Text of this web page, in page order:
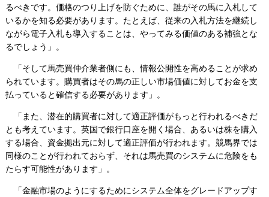
るべきです。価格のつり上げを防ぐために、誰がその馬に入札して
いるかを知る必要があります。たとえば、従来の入札方法を継続し
ながら電子入札も導入することは、やってみる価値のある補強とな
るでしょう」。
「そして馬売買仲介業者側にも、情報公開性を高めることが求め
られています。購買者はその馬の正しい市場価値に対してお金を支
払っていると確信する必要があります」。
「また、潜在的購買者に対して適正評価がもっと行われるべきだ
とも考えています。英国で銀行口座を開く場合、あるいは株を購入
する場合、資金拠出元に対して適正評価が行われます。競馬界では
同様のことが行われておらず、それは馬売買のシステムに危険をも
たらす可能性があります」。
「金融市場のようにするためにシステム全体をグレードアップす